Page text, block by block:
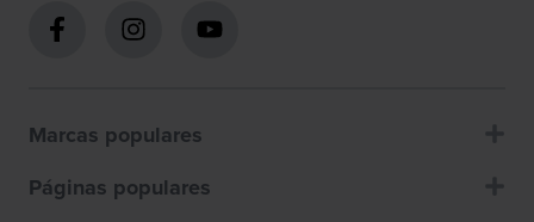
Marcas populares
Páginas populares